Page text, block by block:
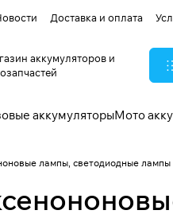
Доставка и оплата
аккумуляторов и
аккумуляторыМото
лампы, светодиодные лампы
LED